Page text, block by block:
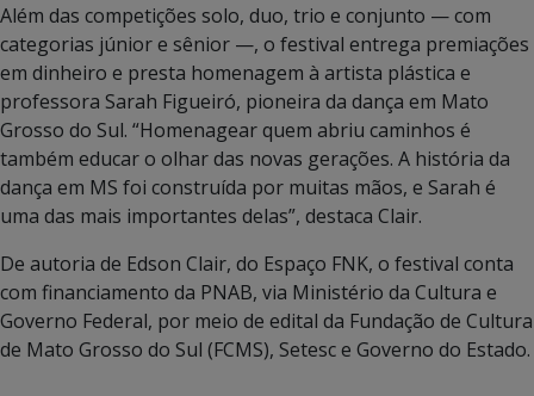
Além das competições solo, duo, trio e conjunto — com
categorias júnior e sênior —, o festival entrega premiações
em dinheiro e presta homenagem à artista plástica e
professora Sarah Figueiró, pioneira da dança em Mato
Grosso do Sul. “Homenagear quem abriu caminhos é
também educar o olhar das novas gerações. A história da
dança em MS foi construída por muitas mãos, e Sarah é
uma das mais importantes delas”, destaca Clair.
De autoria de Edson Clair, do Espaço FNK, o festival conta
com financiamento da PNAB, via Ministério da Cultura e
Governo Federal, por meio de edital da Fundação de Cultura
de Mato Grosso do Sul (FCMS), Setesc e Governo do Estado.